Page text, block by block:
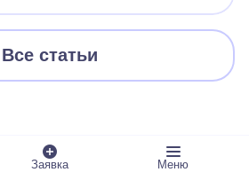
Все статьи
Заявка Меню